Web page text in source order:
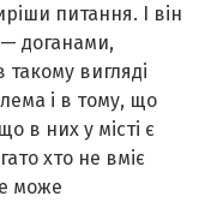
питання. І він
доганами,
вигляді
і в тому, що
в них у місті є
хто не вміє
може